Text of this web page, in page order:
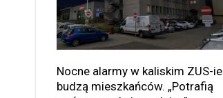
Nocne alarmy w kaliskim ZUS-ie
budzą mieszkańców. „Potrafią